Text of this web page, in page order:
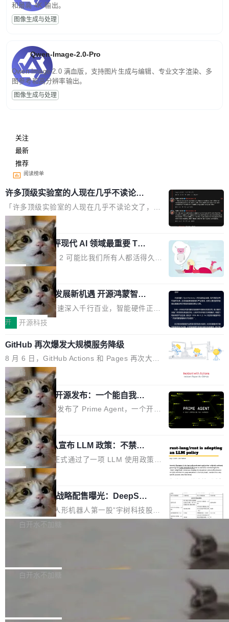
和最高 4K 输出。
图像生成与处理
Qwen-Image-2.0-Pro
Qwen-Image-2.0 满血版，支持图片生成与编辑、专业文字渲染、多
图参考和高分辨率输出。
图像生成与处理
关注
最新
推荐
阅读榜单
许多顶级实验室的人现在几乎不读论文
了
「许多顶级实验室的人现在几乎不读论文了，而
且他们认为 ICLR/ICML/NeurIPS 充斥着大量过
度宣传和欺诈。」 OpenAI 研究员 Keller Jorda
n 这条推文引发了广泛讨论。他不是在说风凉
话，他是说出了一个圈内人尽皆知但很少公开捅
破的事实。 Jordan 随后补充了一句软化声明：
「我不认为这些会议上大部分论文都在过度宣传
或造假。问题是，作为读者，如果你筛选出那些
看起来最令人兴奋的论文，那它们大部分都是过
度宣传的。」 这才是真正的痛点。不是所有论文
都有问题，是最吸引眼球的那批论文最有问题。
他引用的帖子来自 Mathew Shen，一位 ICLR 2
026 的读者：「看了篇 ...
局
xAI 前工程师评现代 AI 领域最重要 Top
3 开源项目
Flash Attention 2 可能比我们所有人都活得久。
这句话不是来自某个技术博客，而是出自 Hieu
Pham 的一条推文。Hieu Pham 是谁？他是 xAI
的早期工程师之一，在 Grok 训练基础设施团队
工作过。近日他在 X 上发了一条帖子，列出了他
认为现代 AI 领域最重要的三个开源项目。 第一
个名字毫无悬念：Flash Attention 2。 Hieu 的
理由很具体。FA 系列不需要解释，但 FA2 是他
认为最重要的一个——复杂度恰到好处，刚好能
驱动你去学 CuTe，但还没被那些"邪恶的" Hopp
er++ 优化所淹没，足够容易修改和适配。 更关
键的是 FA2 的持久性...
局
共商智能硬件发展新机遇 开源鸿蒙智能
硬件开发者日杭州站即将举行
随着万物智联加速深入千行百业，智能硬件正从
单点设备迈向智能化、网联化、协同化发展。作
鸿蒙通过统一技术底座和分布式能力，为不同类
型智能设备的开发、连接与互联提供关键支撑，
也为产业链企业探索产品创新与商业增长打开新
的空间。 8月14日，开源鸿蒙智能硬件开发者日
（OHDD：OpenHarmony Hardware Develope
r Day）将在杭州启航。活动面向智能硬件产业
链企业和开发者，邀请行业专家与资深技术顾
问，围绕开源鸿蒙技术能力、设备适配、芯片适
配、功耗与稳定性调优、兼容性测评及统一互联
等内容展开系统讲解和实战交流，帮助企业进一
步了解开源鸿蒙在智能...
开 开源科技
GitHub 再次爆发大规模服务降级
8 月 6 日，GitHub Actions 和 Pages 再次大规
模服务降级，Actions 完全不可用超过 5 小时，
webhook 停发，连自托管 runner 也因调度层故
障无法工作。Pages、Copilot code review、C
opilot coding agent 全部受影响。从检测到完全
恢复，大约 12 小时。 这是 2026 年 8 月的第六
起事故，其中四起与 AI/Copilot 服务相关。 Git
Hub 员工 kdaigle 在 HN 讨论中贴出了一组数
据：2025 年全年 10 亿次 commit。现在，每周
2.75 亿次，全年预计 140 亿次。GitHub...
局
Prime Agent 开源发布：一个能自我改
进的编程 Agent，ARC-AGI 3 超越人类
专家基线
Prime Intellect 发布了 Prime Agent，一个开源
的编程 Agent Harness，核心设计围绕两个抽
象：Recursive Language Model（RLM）和 C
ontinual Harness。在 ARC-AGI 3 基准测试
上，Prime Agent + Opus 5 的组合达到了 95.
5% RHAE Best@1，超过了 ARC 报告的人类专
家基线 95.4%。 不是又一个 coding agent 包装
器 Prime Agent 的架构和市面上大多数 coding
agent 有本质区别。大多数 agent harness 的设
计是基于早期模型的能力—...
局
Rust 项目团队宣布 LLM 政策：不禁
止，但你要承认哪些代码不是你写的
Rust 语言项目正式通过了一项 LLM 使用政策，
覆盖 rust-lang/rust 单一仓库的代码贡献。这不
是项目级别的官方立场，目前由五个团队采纳，
但它可能是主流开源项目中关于 AI 辅助贡献最
细致的一份规则。 政策的核心只有一句话：LLM
可以用来分析、提炼、审阅、建议，但不能用来
不得生成涉及安全性的关键变更，除非作者本身
局
宇树科技 IPO 战略配售曝光：DeepSe
ek 获配 93.3 万股，锁定 36 个月
8月6日晚间，“人形机器人第一股”宇树科技股份
有限公司披露IPO发行价格及战略配售结果，杭
36个月。 公告显示，本次宇树科技战略配售对
白开水不加糖
Bug fixes and enhancements 修复多次传递同
白开水不加糖